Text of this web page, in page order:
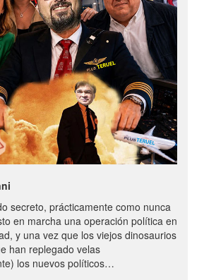
secreto, prácticamente como nunca
en marcha una operación política en
y una vez que los viejos dinosaurios
han replegado velas
los nuevos políticos…